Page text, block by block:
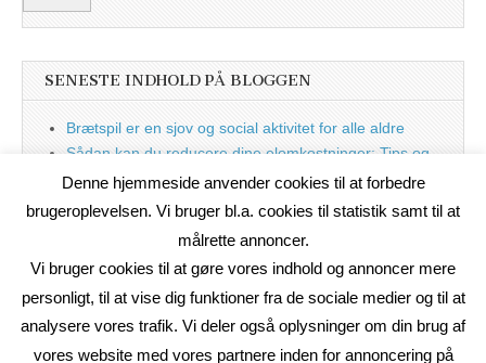
SENESTE INDHOLD PÅ BLOGGEN
Brætspil er en sjov og social aktivitet for alle aldre
Sådan kan du reducere dine elomkostninger: Tips og
tricks til at spare på elprisen
Nu med blog
Denne hjemmeside anvender cookies til at forbedre
brugeroplevelsen. Vi bruger bl.a. cookies til statistik samt til at
målrette annoncer.
Vi bruger cookies til at gøre vores indhold og annoncer mere
personligt, til at vise dig funktioner fra de sociale medier og til at
analysere vores trafik. Vi deler også oplysninger om din brug af
vores website med vores partnere inden for annoncering på